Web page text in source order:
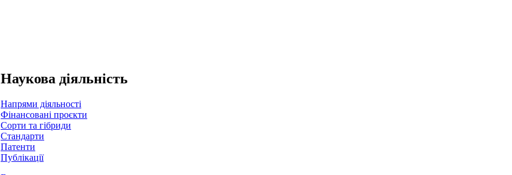
Наукова діяльність
Напрями діяльності
Фінансовані проєкти
Сорти та гібриди
Стандарти
Патенти
Публікації